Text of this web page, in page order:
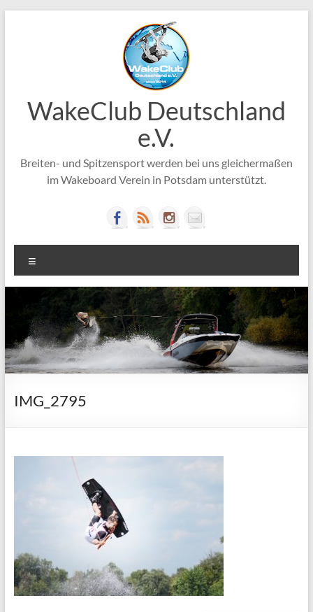
WakeClub Deutschland
e.V.
Breiten- und Spitzensport werden bei uns gleichermaßen
im Wakeboard Verein in Potsdam unterstützt.
IMG_2795